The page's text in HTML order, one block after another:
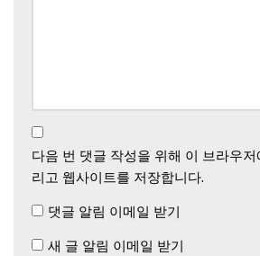
다음 번 댓글 작성을 위해 이 브라우
리고 웹사이트를 저장합니다.
댓글 알림 이메일 받기
새 글 알림 이메일 받기